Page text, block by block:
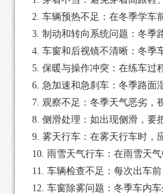
2. 车辆预热不足：在冬季学车
3. 制动和转向系统问题：冬季
4. 车窗和后视镜不清晰：冬季
5. 保暖与操作冲突：在练车过
6. 急加速和急刹车：冬季路面
7. 观察不足：冬季天气恶劣，
8. 侧滑处理：如出现侧滑，要
9. 雾天行车：在雾天行车时，
10. 雨雪天气行车：在雨雪天
11. 车辆检查不足：每次出车
12. 车窗除雾问题：冬季车内